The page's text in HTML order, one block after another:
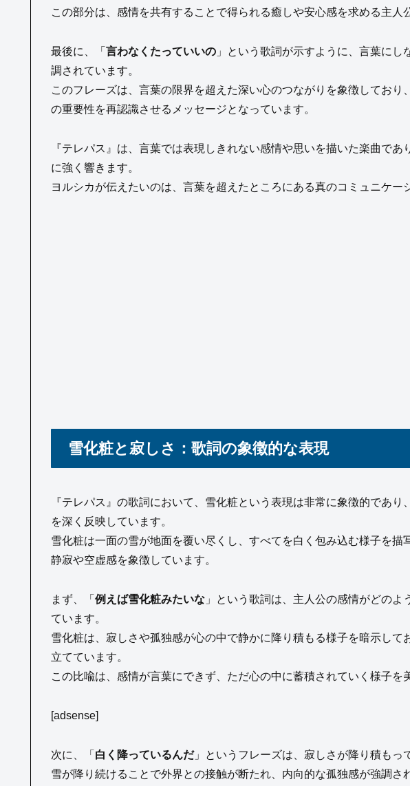
この部分は、感情を共有することで得られる癒しや安心感を求める主人
最後に、「 言わなくたっていいの 」という歌詞が示すように、言葉に
調されています。
このフレーズは、言葉の限界を超えた深い心のつながりを象徴してお
の重要性を再認識させるメッセージとなっています。
『テレパス』は、言葉では表現しきれない感情や思いを描いた楽曲で
に強く響きます。
ヨルシカが伝えたいのは、言葉を超えたところにある真のコミュニケー
雪化粧と寂しさ：歌詞の象徴的な表現
『テレパス』の歌詞において、雪化粧という表現は非常に象徴的であ
を深く反映しています。
雪化粧は一面の雪が地面を覆い尽くし、すべてを白く包み込む様子を描
静寂や空虚感を象徴しています。
まず、「 例えば雪化粧みたいな 」という歌詞は、主人公の感情がどの
ています。
雪化粧は、寂しさや孤独感が心の中で静かに降り積もる様子を暗示して
立てています。
この比喩は、感情が言葉にできず、ただ心の中に蓄積されていく様子を
[adsense]
次に、「 白く降っているんだ」というフレーズは、寂しさが降り積もっ
雪が降り続けることで外界との接触が断たれ、内向的な孤独感が強調さ